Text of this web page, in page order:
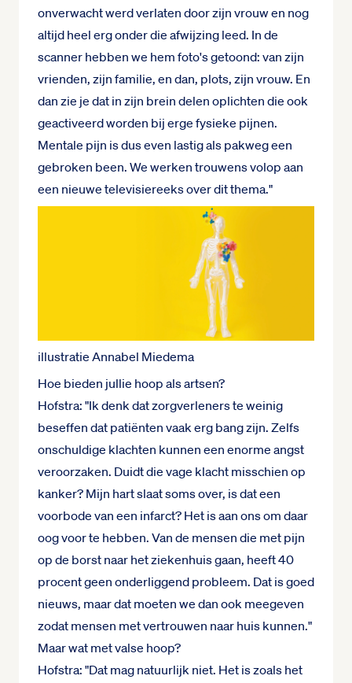
onverwacht werd verlaten door zijn vrouw en nog
altijd heel erg onder die afwijzing leed. In de
scanner hebben we hem foto's getoond: van zijn
vrienden, zijn familie, en dan, plots, zijn vrouw. En
dan zie je dat in zijn brein delen oplichten die ook
geactiveerd worden bij erge fysieke pijnen.
Mentale pijn is dus even lastig als pakweg een
gebroken been. We werken trouwens volop aan
een nieuwe televisiereeks over dit thema."
illustratie Annabel Miedema
Hoe bieden jullie hoop als artsen?
Hofstra: "Ik denk dat zorgverleners te weinig
beseffen dat patiënten vaak erg bang zijn. Zelfs
onschuldige klachten kunnen een enorme angst
veroorzaken. Duidt die vage klacht misschien op
kanker? Mijn hart slaat soms over, is dat een
voorbode van een infarct? Het is aan ons om daar
oog voor te hebben. Van de mensen die met pijn
op de borst naar het ziekenhuis gaan, heeft 40
procent geen onderliggend probleem. Dat is goed
nieuws, maar dat moeten we dan ook meegeven
zodat mensen met vertrouwen naar huis kunnen."
Maar wat met valse hoop?
Hofstra: "Dat mag natuurlijk niet. Het is zoals het